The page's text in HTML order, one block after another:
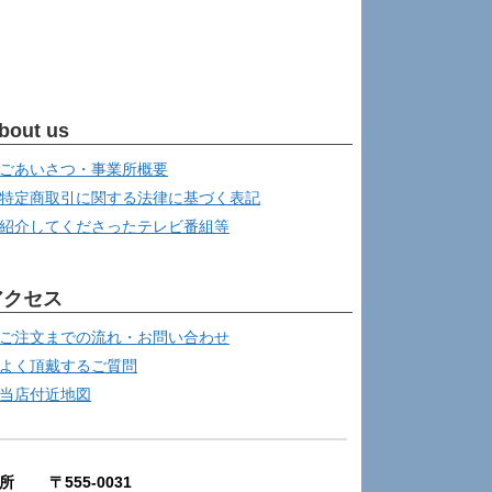
us
ごあいさつ・事業所概要
特定商取引に関する法律に基づく表記
紹介してくださったテレビ番組等
セス
ご注文までの流れ・お問い合わせ
よく頂戴するご質問
当店付近地図
所 〒555-0031